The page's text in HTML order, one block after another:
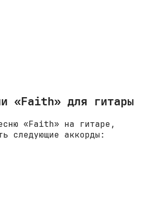
«Faith» для гитары
«Faith» на гитаре,
следующие аккорды: